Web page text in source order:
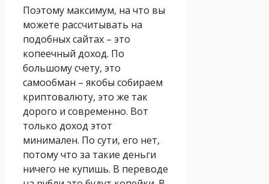
Поэтому максимум, на что вы
можете рассчитывать на
подобных сайтах – это
копеечный доход. По
большому счету, это
самообман – якобы собираем
криптовалюту, это же так
дорого и современно. Вот
только доход этот
минимален. По сути, его нет,
потому что за такие деньги
ничего не купишь. В переводе